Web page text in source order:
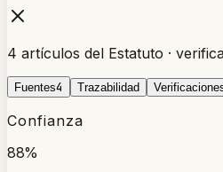
4 artículos del Estatuto ·
Fuentes4 Trazabilidad
Confianza
88%